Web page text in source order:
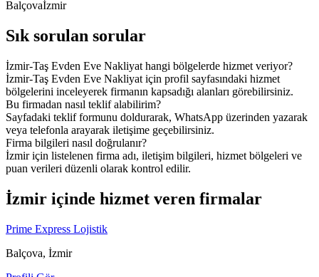
Balçovaİzmir
Sık sorulan sorular
İzmir-Taş Evden Eve Nakliyat hangi bölgelerde hizmet veriyor?
İzmir-Taş Evden Eve Nakliyat için profil sayfasındaki hizmet
bölgelerini inceleyerek firmanın kapsadığı alanları görebilirsiniz.
Bu firmadan nasıl teklif alabilirim?
Sayfadaki teklif formunu doldurarak, WhatsApp üzerinden yazarak
veya telefonla arayarak iletişime geçebilirsiniz.
Firma bilgileri nasıl doğrulanır?
İzmir için listelenen firma adı, iletişim bilgileri, hizmet bölgeleri ve
puan verileri düzenli olarak kontrol edilir.
İzmir içinde hizmet veren firmalar
Prime Express Lojistik
Balçova, İzmir